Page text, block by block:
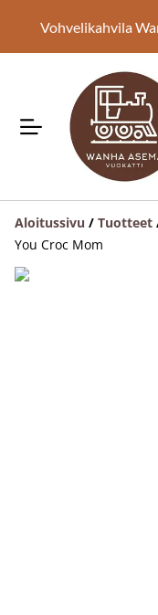
Vohvelikahvila
Aloitussivu / Tuotteet
You Croc Mom